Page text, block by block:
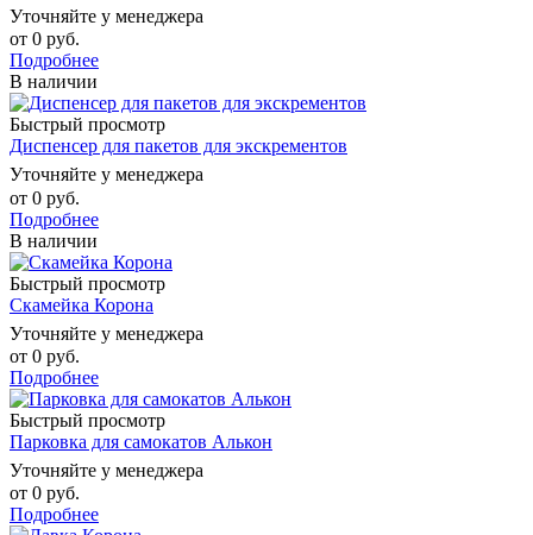
Уточняйте у менеджера
от 0 руб.
Подробнее
В наличии
Быстрый просмотр
Диспенсер для пакетов для экскрементов
Уточняйте у менеджера
от 0 руб.
Подробнее
В наличии
Быстрый просмотр
Скамейка Корона
Уточняйте у менеджера
от 0 руб.
Подробнее
Быстрый просмотр
Парковка для самокатов Алькон
Уточняйте у менеджера
от 0 руб.
Подробнее